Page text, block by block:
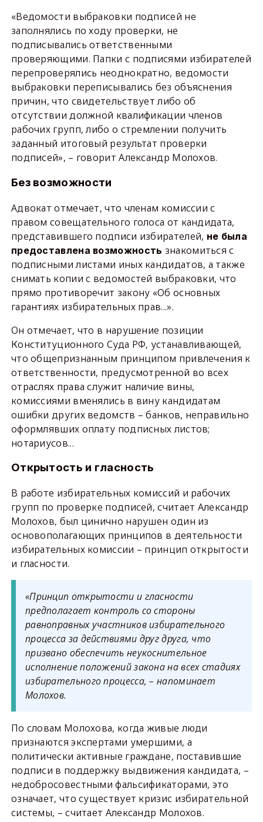
«Ведомости выбраковки подписей не
заполнялись по ходу проверки, не
подписывались ответственными
проверяющими. Папки с подписями избирателей
перепроверялись неоднократно, ведомости
выбраковки переписывались без объяснения
причин, что свидетельствует либо об
отсутствии должной квалификации членов
рабочих групп, либо о стремлении получить
заданный итоговый результат проверки
подписей», – говорит Александр Молохов.
Без возможности
Адвокат отмечает, что членам комиссии с
правом совещательного голоса от кандидата,
представившего подписи избирателей, не была
предоставлена возможность знакомиться с
подписными листами иных кандидатов, а также
снимать копии с ведомостей выбраковки, что
прямо противоречит закону «Об основных
гарантиях избирательных прав...».
Он отмечает, что в нарушение позиции
Конституционного Суда РФ, устанавливающей,
что общепризнанным принципом привлечения к
ответственности, предусмотренной во всех
отраслях права служит наличие вины,
комиссиями вменялись в вину кандидатам
ошибки других ведомств – банков, неправильно
оформлявших оплату подписных листов;
нотариусов...
Открытость и гласность
В работе избирательных комиссий и рабочих
групп по проверке подписей, считает Александр
Молохов, был цинично нарушен один из
основополагающих принципов в деятельности
избирательных комиссии – принцип открытости
и гласности.
«Принцип открытости и гласности
предполагает контроль со стороны
равноправных участников избирательного
процесса за действиями друг друга, что
призвано обеспечить неукоснительное
исполнение положений закона на всех стадиях
избирательного процесса, – напоминает
Молохов.
По словам Молохова, когда живые люди
признаются экспертами умершими, а
политически активные граждане, поставившие
подписи в поддержку выдвижения кандидата, –
недобросовестными фальсификаторами, это
означает, что существует кризис избирательной
системы, – считает Александр Молохов.